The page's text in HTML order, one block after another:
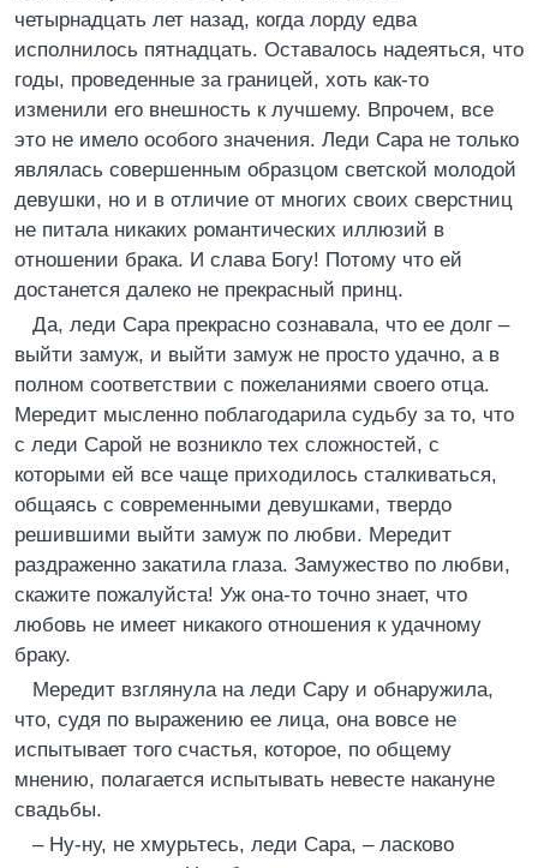
четырнадцать лет назад, когда лорду едва
исполнилось пятнадцать. Оставалось надеяться, что
годы, проведенные за границей, хоть как-то
изменили его внешность к лучшему. Впрочем, все
это не имело особого значения. Леди Сара не только
являлась совершенным образцом светской молодой
девушки, но и в отличие от многих своих сверстниц
не питала никаких романтических иллюзий в
отношении брака. И слава Богу! Потому что ей
достанется далеко не прекрасный принц.
Да, леди Сара прекрасно сознавала, что ее долг –
выйти замуж, и выйти замуж не просто удачно, а в
полном соответствии с пожеланиями своего отца.
Мередит мысленно поблагодарила судьбу за то, что
с леди Сарой не возникло тех сложностей, с
которыми ей все чаще приходилось сталкиваться,
общаясь с современными девушками, твердо
решившими выйти замуж по любви. Мередит
раздраженно закатила глаза. Замужество по любви,
скажите пожалуйста! Уж она-то точно знает, что
любовь не имеет никакого отношения к удачному
браку.
Мередит взглянула на леди Сару и обнаружила,
что, судя по выражению ее лица, она вовсе не
испытывает того счастья, которое, по общему
мнению, полагается испытывать невесте накануне
свадьбы.
– Ну-ну, не хмурьтесь, леди Сара, – ласково